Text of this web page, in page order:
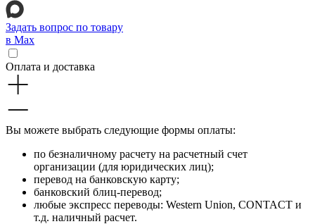
Задать вопрос по товару
в Max
Оплата и доставка
Вы можете выбрать следующие формы оплаты:
по безналичному расчету на расчетный счет
организации (для юридических лиц);
перевод на банковскую карту;
банковский блиц-перевод;
любые экспресс переводы: Western Union, CONTACT и
т.д. наличный расчет.